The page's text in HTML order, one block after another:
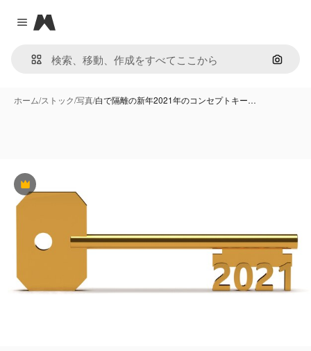
Close menu
Magnific
画像で
ホーム/ストック/写真/白で隔離の新年2021年のコンセプトキー…
Premium